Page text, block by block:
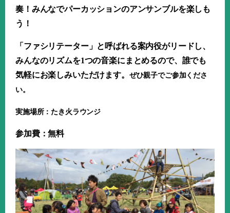
奏！みんなでパーカッションのアンサンブルを楽しも
う！
「ファシリテーター」と呼ばれる案内役がリードし、
みんなのリズムを1つの音楽にまとめるので、誰でも
気軽にお楽しみいただけます。 ぜひ親子でご参加くださ
い。
実施場所：たき火ラウンジ
参加費：無料